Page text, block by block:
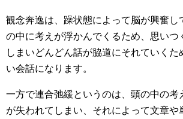
観念奔逸は、躁状態によって脳が興奮し
の中に考えが浮かんでくるため、思いつ
しまいどんどん話が脇道にそれていくた
い会話になります。
一方で連合弛緩というのは、頭の中の考
が失われてしまい、それによって文章や